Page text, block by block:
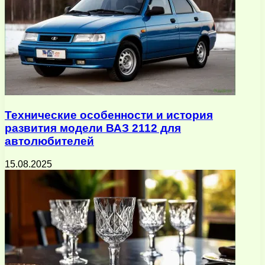
Технические особенности и история
развития модели ВАЗ 2112 для
автолюбителей
15.08.2025